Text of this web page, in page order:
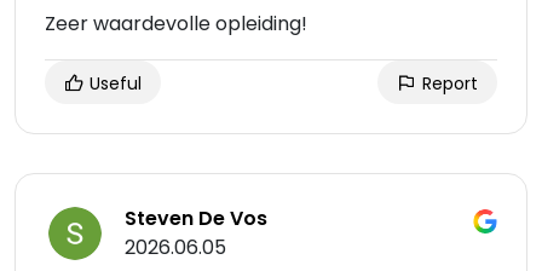
Zeer waardevolle opleiding!
Useful Report
Steven De Vos
2026.06.05